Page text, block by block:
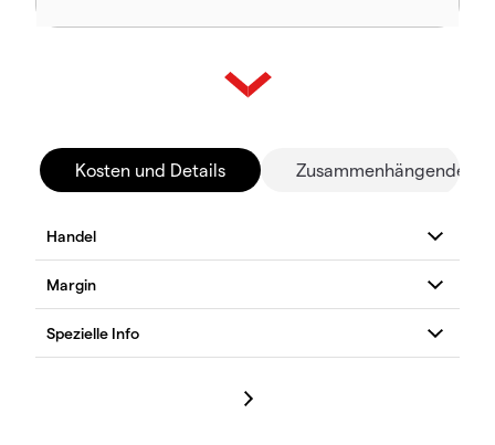
Kosten und Details Zusammenhängende